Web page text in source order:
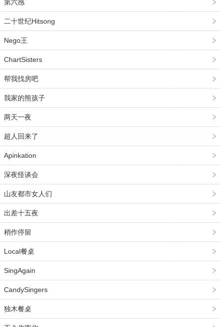
第六感
二十世纪Hitsong
Nego王
ChartSisters
帮我找房吧
我家的熊孩子
两天一夜
超人回来了
Apinkation
深夜怪谈会
山友都市女人们
出差十五夜
稍作停留
Local餐桌
SingAgain
CandySingers
独木餐桌